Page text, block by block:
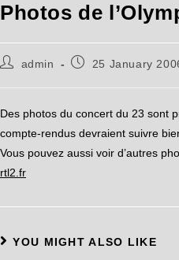
Photos de
admin 25 January
Des photos du concert du 23 sont
compte-rendus devraient suivre
Vous pouvez aussi voir d’autres
rtl2.fr
YOU MIGHT ALSO LIKE